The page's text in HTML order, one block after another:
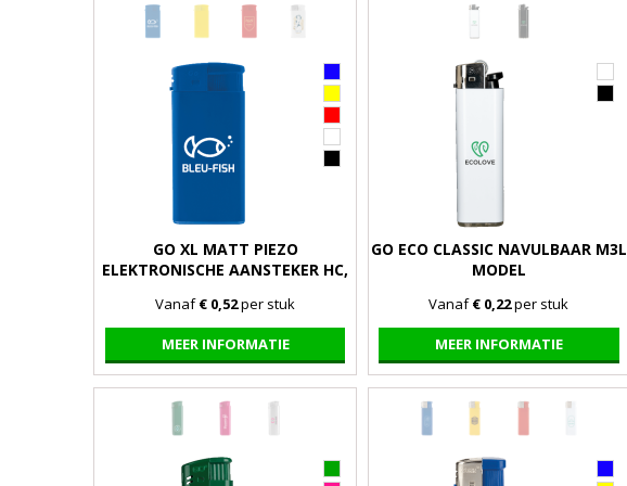
GO XL MATT PIEZO
ELEKTRONISCHE AANSTEKER HC,
Vanaf€ 0,52per stuk
MEER INFORMATIE
GO ECO CLASSIC NAVULBAAR M3L
MODEL
Vanaf€ 0,22per stuk
MEER INFORMATIE